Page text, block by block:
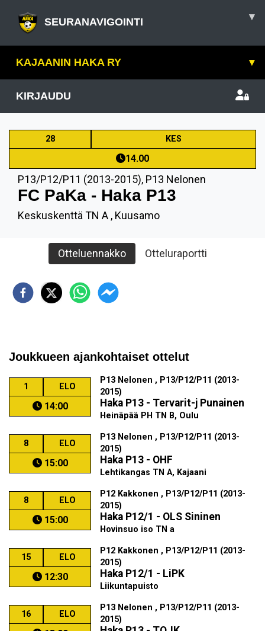
SEURANAVIGOINTI ▾
KAJAANIN HAKA RY ▾
KIRJAUDU
28 KES
14.00
P13/P12/P11 (2013-2015), P13 Nelonen
FC PaKa - Haka P13
Keskuskenttä TN A , Kuusamo
Otteluennakko Otteluraportti
Joukkueen ajankohtaiset ottelut
1 ELO
14:00
P13 Nelonen , P13/P12/P11 (2013-
2015)
Haka P13 - Tervarit-j Punainen
Heinäpää PH TN B, Oulu
8 ELO
15:00
P13 Nelonen , P13/P12/P11 (2013-
2015)
Haka P13 - OHF
Lehtikangas TN A, Kajaani
8 ELO
15:00
P12 Kakkonen , P13/P12/P11 (2013-
2015)
Haka P12/1 - OLS Sininen
Hovinsuo iso TN a
15 ELO
12:30
P12 Kakkonen , P13/P12/P11 (2013-
2015)
Haka P12/1 - LiPK
Liikuntapuisto
16 ELO
P13 Nelonen , P13/P12/P11 (2013-
2015)